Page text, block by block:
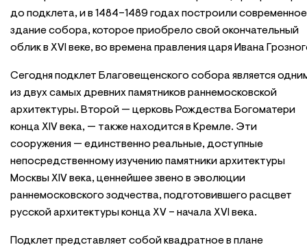
до подклета, и в 1484–1489 годах построили современное
здание собора, которое приобрело свой окончательный
облик в XVI веке, во времена правления царя Ивана
Сегодня подклет Благовещенского собора является
из двух самых древних памятников раннемосковской
архитектуры. Второй — церковь Рождества Богоматери
конца XIV века, — также находится в Кремле. Эти
сооружения — единственно реальные, доступные
непосредственному изучению памятники архитектуры
Москвы XIV века, ценнейшее звено в эволюции
раннемосковского зодчества, подготовившего расцвет
русской архитектуры конца XV – начала XVI века.
Подклет представляет собой квадратное в плане